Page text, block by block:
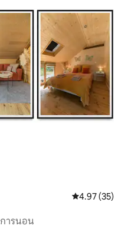
คะแนนเฉลี่ย
4.97 (35)
ารนอน